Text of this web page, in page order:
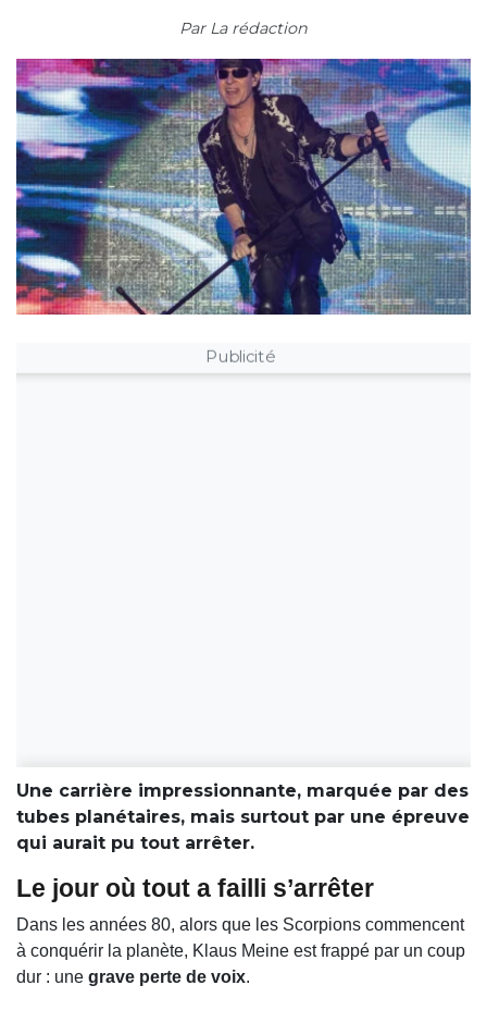
Par La rédaction
Publicité
Une carrière impressionnante, marquée par des
tubes planétaires, mais surtout par une épreuve
qui aurait pu tout arrêter.
Le jour où tout a failli s’arrêter
Dans les années 80, alors que les Scorpions commencent
à conquérir la planète, Klaus Meine est frappé par un coup
dur : une grave perte de voix.